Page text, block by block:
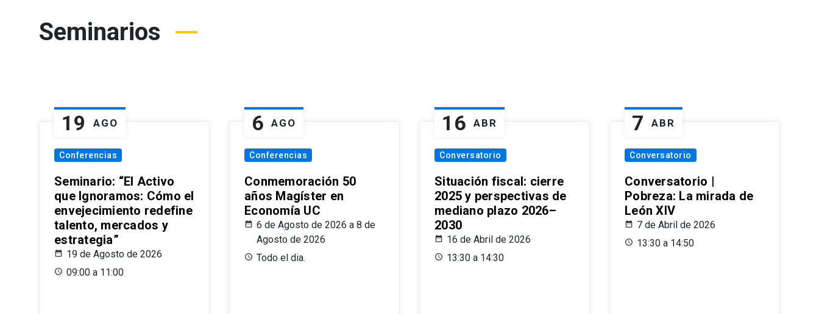
Seminarios
19 AGO
Conferencias
Seminario: “El Activo
que Ignoramos: Cómo el
envejecimiento redefine
talento, mercados y
estrategia”
19 de Agosto de 2026
09:00 a 11:00
6 AGO
Conferencias
Conmemoración 50
años Magíster en
Economía UC
6 de Agosto de 2026 a 8 de
Agosto de 2026
Todo el dia.
16 ABR
Conversatorio
Situación fiscal: cierre
2025 y perspectivas de
mediano plazo 2026–
2030
16 de Abril de 2026
13:30 a 14:30
7 ABR
Conversatorio
Conversatorio |
Pobreza: La mirada de
León XIV
7 de Abril de 2026
13:30 a 14:50